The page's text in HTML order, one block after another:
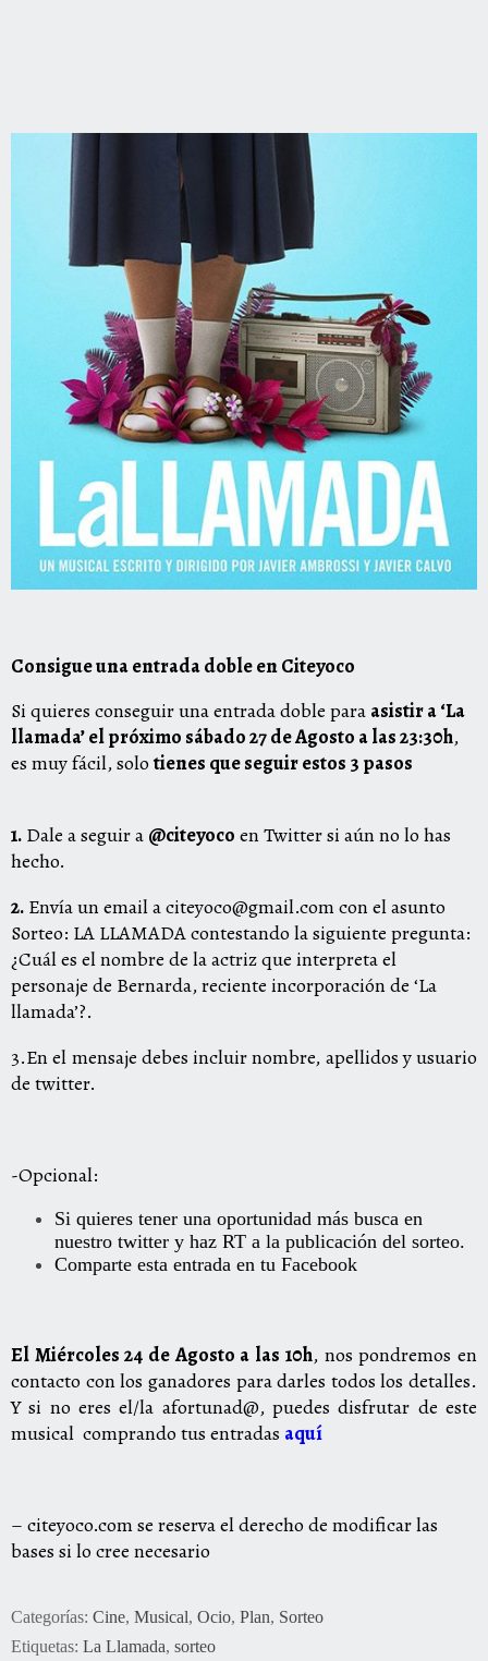
Consigue una entrada doble en Citeyoco
Si quieres conseguir una entrada doble para asistir a ‘La
llamada’ el próximo sábado 27 de Agosto a las 23:30h,
es muy fácil, solo tienes que seguir estos 3 pasos
1. Dale a seguir a @citeyoco en Twitter si aún no lo has
hecho.
2. Envía un email a citeyoco@gmail.com con el asunto
Sorteo: LA LLAMADA contestando la siguiente pregunta:
¿Cuál es el nombre de la actriz que interpreta el
personaje de Bernarda, reciente incorporación de ‘La
llamada’?.
3.En el mensaje debes incluir nombre, apellidosy usuario
de twitter.
-Opcional:
Si quieres tener una oportunidad más busca en
nuestro twitter y haz RT a la publicación del sorteo.
Comparte esta entrada en tu Facebook
El Miércoles 24 de Agosto a las 10h, nos pondremos en
contacto con los ganadores para darles todos los detalles.
Y si no eres el/la afortunad@, puedes disfrutar de este
musical comprando tus entradas aquí
– citeyoco.com se reserva el derecho de modificar las
bases si lo cree necesario
Categorías: Cine, Musical, Ocio, Plan, Sorteo
Etiquetas: La Llamada, sorteo